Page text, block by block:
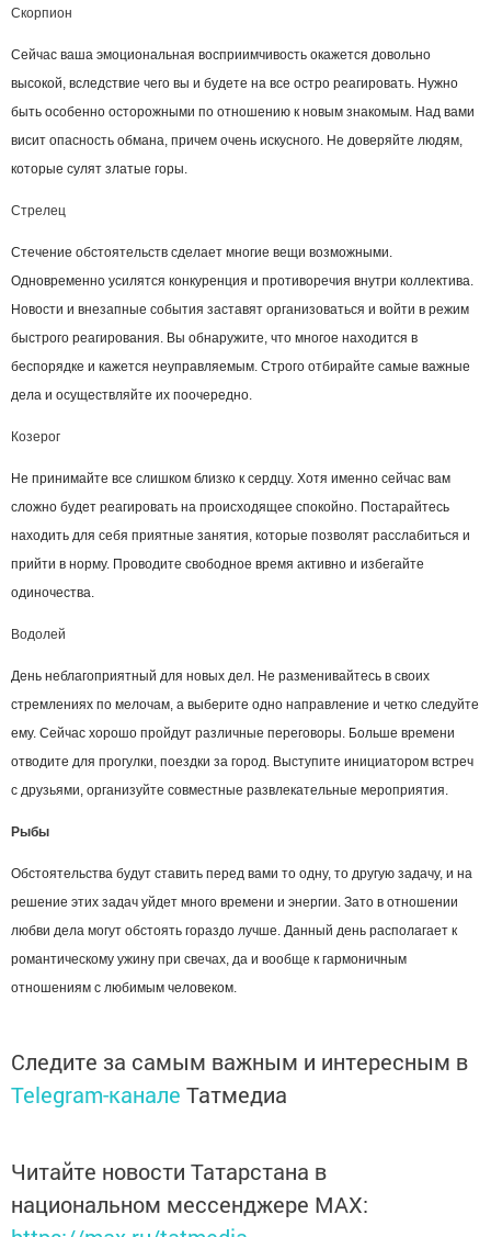
Скорпион
Сейчас ваша эмоциональная восприимчивость окажется довольно
высокой, вследствие чего вы и будете на все остро реагировать. Нужно
быть особенно осторожными по отношению к новым знакомым. Над вами
висит опасность обмана, причем очень искусного. Не доверяйте людям,
которые сулят златые горы.
Стрелец
Стечение обстоятельств сделает многие вещи возможными.
Одновременно усилятся конкуренция и противоречия внутри коллектива.
Новости и внезапные события заставят организоваться и войти в режим
быстрого реагирования. Вы обнаружите, что многое находится в
беспорядке и кажется неуправляемым. Строго отбирайте самые важные
дела и осуществляйте их поочередно.
Козерог
Не принимайте все слишком близко к сердцу. Хотя именно сейчас вам
сложно будет реагировать на происходящее спокойно. Постарайтесь
находить для себя приятные занятия, которые позволят расслабиться и
прийти в норму. Проводите свободное время активно и избегайте
одиночества.
Водолей
День неблагоприятный для новых дел. Не разменивайтесь в своих
стремлениях по мелочам, а выберите одно направление и четко следуйте
ему. Сейчас хорошо пройдут различные переговоры. Больше времени
отводите для прогулки, поездки за город. Выступите инициатором встреч
с друзьями, организуйте совместные развлекательные мероприятия.
Рыбы
Обстоятельства будут ставить перед вами то одну, то другую задачу, и на
решение этих задач уйдет много времени и энергии. Зато в отношении
любви дела могут обстоять гораздо лучше. Данный день располагает к
романтическому ужину при свечах, да и вообще к гармоничным
отношениям с любимым человеком.
Следите за самым важным и интересным в
Telegram-канале Татмедиа
Читайте новости Татарстана в
национальном мессенджере MАХ: